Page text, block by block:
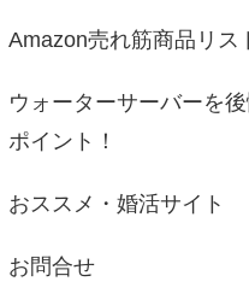
Amazon売れ筋商品リス
ウォーターサーバーを
ポイント！
おススメ・婚活サイト
お問合せ